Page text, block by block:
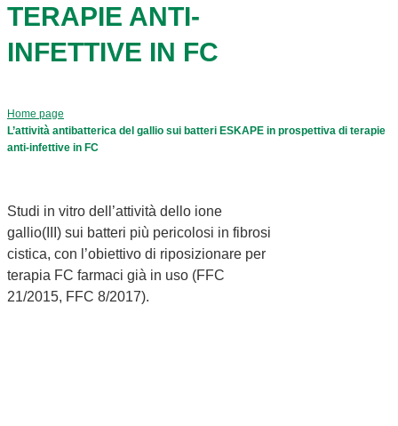
TERAPIE ANTI-
INFETTIVE IN FC
Home page
L’attività antibatterica del gallio sui batteri ESKAPE in prospettiva di terapie
anti-infettive in FC
Studi in vitro dell’attività dello ione
gallio(III) sui batteri più pericolosi in fibrosi
cistica, con l’obiettivo di riposizionare per
terapia FC farmaci già in uso (FFC
21/2015, FFC 8/2017).